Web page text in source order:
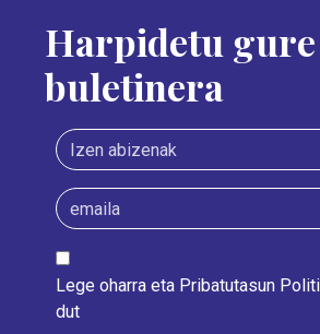
Harpidetu gure
buletinera
Lege oharraeta Pribatutasun
dut